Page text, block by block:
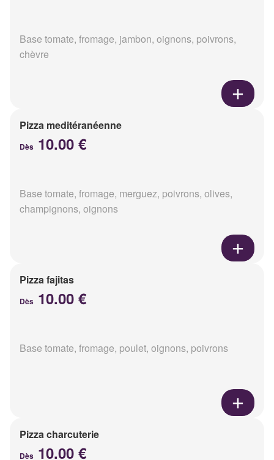
Base tomate, fromage, jambon, oignons, poivrons,
chèvre
Pizza meditéranéenne
Dès 10.00 €
Base tomate, fromage, merguez, poivrons, olives,
champignons, oignons
Pizza fajitas
Dès 10.00 €
Base tomate, fromage, poulet, oignons, poivrons
Pizza charcuterie
Dès 10.00 €